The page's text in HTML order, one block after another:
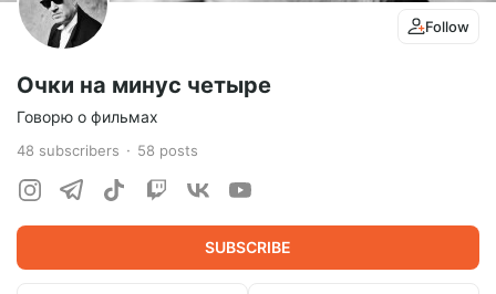
Follow
Очки на минус четыре
Говорю о фильмах
48 subscribers 58 posts
SUBSCRIBE